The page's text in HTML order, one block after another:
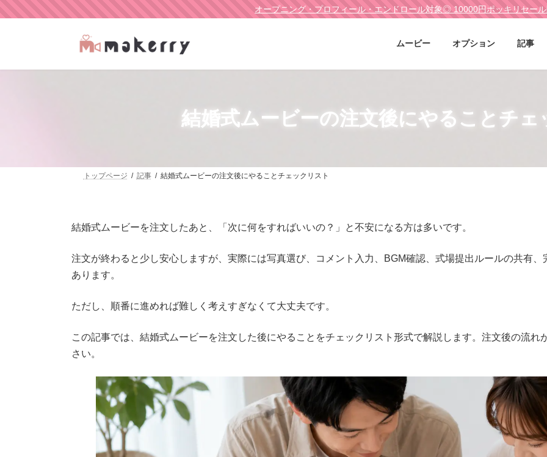
オープニング・プロフィール・エンドロール対象◎ 10000円ポッキリセール
ムービー オプション 記事
結婚式ムービーの注文後にやることチェ
トップページ 記事 結婚式ムービーの注文後にやることチェックリスト
結婚式ムービーを注文したあと、「次に何をすればいいの？」と不安になる方は多いです。
注文が終わると少し安心しますが、実際には写真選び、コメント入力、BGM確認、式場提出ルールの共有
あります。
ただし、順番に進めれば難しく考えすぎなくて大丈夫です。
この記事では、結婚式ムービーを注文した後にやることをチェックリスト形式で解説します。注文後の流
さい。